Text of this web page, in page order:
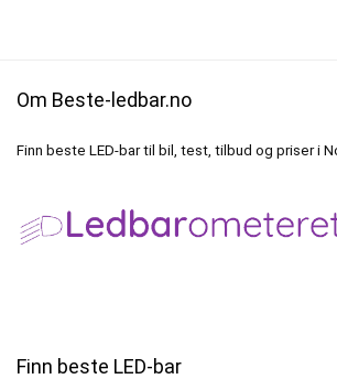
Om Beste-ledbar.no
Finn beste LED-bar til bil, test, tilbud og priser i
Finn beste LED-bar